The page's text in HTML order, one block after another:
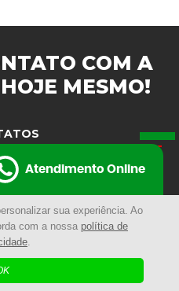
sua experiência. Ao
com a nossa política de
.
COM A
HOJE MESMO!
Atendimento Online